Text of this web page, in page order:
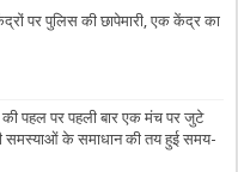
पर पुलिस की छापेमारी, एक केंद्र का
की पहल पर पहली बार एक मंच पर जुटे
की समस्याओं के समाधान की तय हुई समय-